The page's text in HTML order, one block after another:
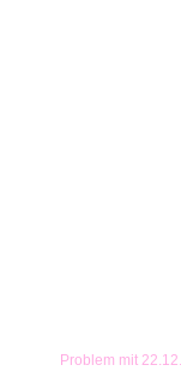
Problem mit